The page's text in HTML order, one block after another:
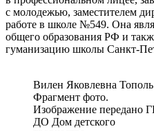
с молодежью, заместителем
работе в школе №549. Она
общего образования РФ и
гуманизацию школы Санкт-
Вилен Яковлевна
Фрагмент фото.
Изображение передано
ДО Дом детского